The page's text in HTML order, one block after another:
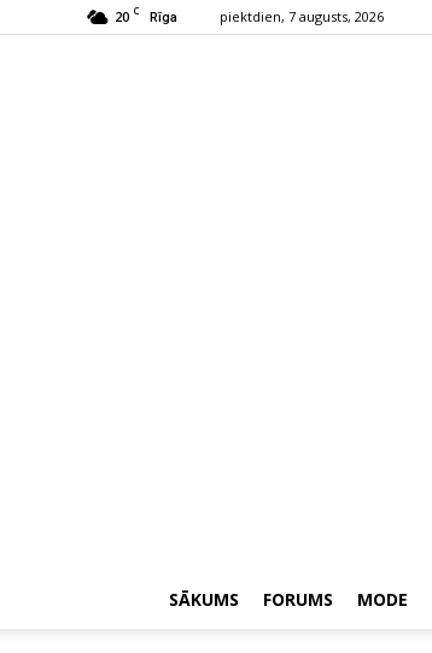
20 C Rīga piektdien, 7 augusts, 2026
SĀKUMS FORUMS MODE